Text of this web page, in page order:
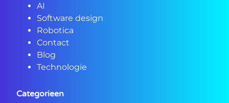
AI
Software design
Robotica
Contact
Blog
Technologie
Categorieen